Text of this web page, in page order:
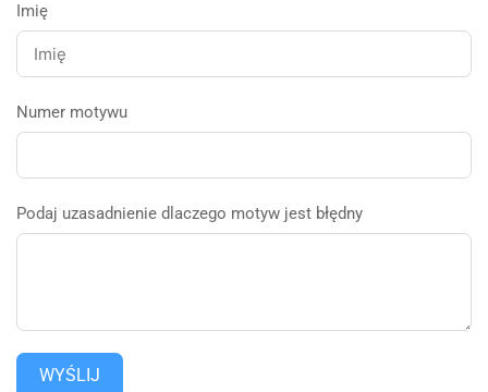
Imię
Numer motywu
Podaj uzasadnienie dlaczego motyw jest błędny
WYŚLIJ